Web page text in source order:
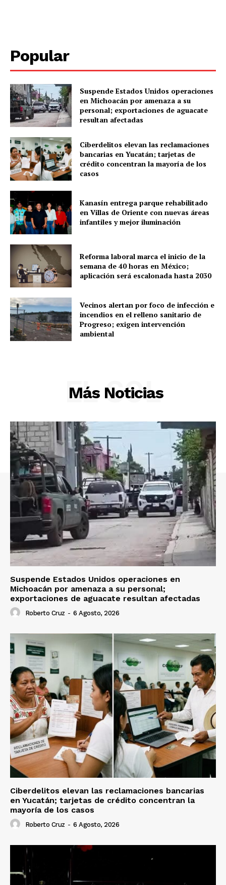
Menú
Yucatán
Sociedad y Negocios
Policíacas
Deportes
Política
Municipios
Popular
Suspende Estados Unidos operaciones
en Michoacán por amenaza a su
personal; exportaciones de aguacate
resultan afectadas
Ciberdelitos elevan las reclamaciones
bancarias en Yucatán; tarjetas de
crédito concentran la mayoría de los
casos
Kanasín entrega parque rehabilitado
en Villas de Oriente con nuevas áreas
infantiles y mejor iluminación
Reforma laboral marca el inicio de la
semana de 40 horas en México;
aplicación será escalonada hasta 2030
Vecinos alertan por foco de infección e
incendios en el relleno sanitario de
Progreso; exigen intervención
ambiental
Más Noticias
EL SOL
Suspende Estados Unidos operaciones en
Michoacán por amenaza a su personal;
exportaciones de aguacate resultan afectadas
Roberto Cruz - 6 Agosto, 2026
Ciberdelitos elevan las reclamaciones bancarias
en Yucatán; tarjetas de crédito concentran la
mayoría de los casos
Roberto Cruz - 6 Agosto, 2026